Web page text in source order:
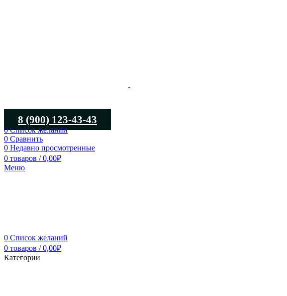
8 (900) 123-43-43
0Список желаний
0 Сравнить
0 Недавно просмотренные
0 товаров / 0,00₽
Меню
0 Список желаний
0 товаров / 0,00₽
Категории